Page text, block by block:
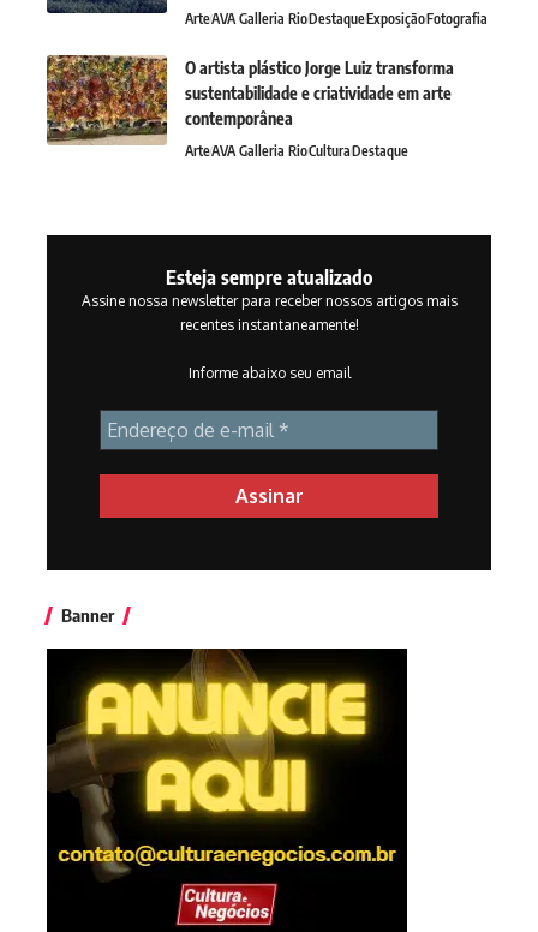
ArteAVA Galleria RioDestaqueExposiçãoFotografia
O artista plástico Jorge Luiz transforma
sustentabilidade e criatividade em arte
contemporânea
ArteAVA Galleria RioCulturaDestaque
Esteja sempre atualizado
Assine nossa newsletter para receber nossos artigos mais
recentes instantaneamente!
Informe abaixo seu email
Banner